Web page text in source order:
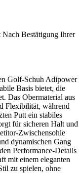
Nach Bestätigung Ihrer
Golf-Schuh Adipower
Basis bietet, die
Das Obermaterial aus
Flexibilität, während
Putt ein stabiles
für sicheren Halt und
Zwischensohle
dynamischen Gang
Performance-Details
mit einem eleganten
zu spielen, ohne